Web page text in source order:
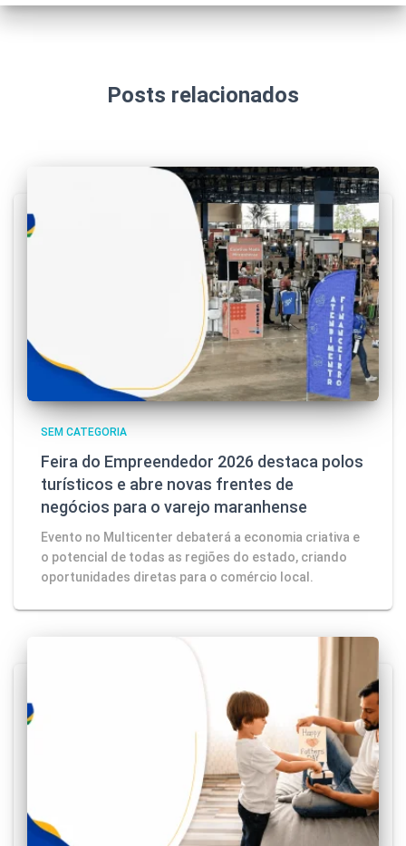
Posts relacionados
SEM CATEGORIA
Feira do Empreendedor 2026 destaca polos
turísticos e abre novas frentes de
negócios para o varejo maranhense
Evento no Multicenter debaterá a economia criativa e
o potencial de todas as regiões do estado, criando
oportunidades diretas para o comércio local.